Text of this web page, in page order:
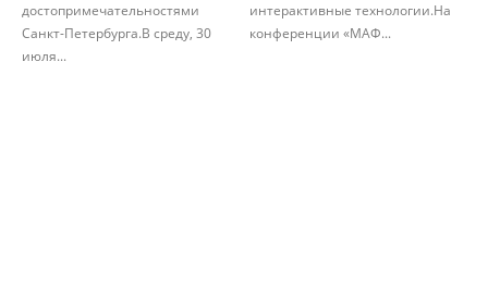
достопримечательностями
Санкт-Петербурга.В среду, 30
июля...
интерактивные технологии.На
конференции «МАФ...